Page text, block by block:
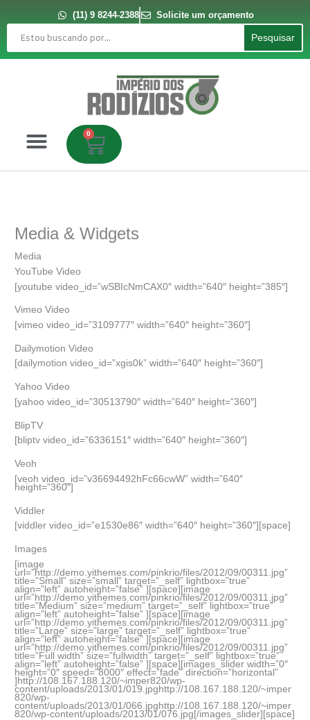
conteúdo
(11) 9 8244-2388
Solicite um orçamento
Pesquisar
Pesquisar
0
Carrinho
Media & Widgets
Media
YouTube Video
[youtube video_id=”wSBIcNmCAX0″ width=”640″ height=”385″]
Vimeo Video
[vimeo video_id=”3109777″ width=”640″ height=”360″]
Dailymotion Video
[dailymotion video_id=”xgis0k” width=”640″ height=”360″]
Yahoo Video
[yahoo video_id=”30513790″ width=”640″ height=”360″]
BlipTV
[bliptv video_id=”6336151″ width=”640″ height=”360″]
Veoh
[veoh video_id=”v36694492hFc66cwW” width=”640″
height=”360″]
Viddler
[viddler video_id=”e1530e86″ width=”640″ height=”360″][space]
Images
[image
url=”http://demo.yithemes.com/pinkrio/files/2012/09/00311.jpg”
title=”Small” size=”small” target=”_self” lightbox=”true”
align=”left” autoheight=”false” ][space][image
url=”http://demo.yithemes.com/pinkrio/files/2012/09/00311.jpg”
title=”Medium” size=”medium” target=”_self” lightbox=”true”
align=”left” autoheight=”false” ][space][image
url=”http://demo.yithemes.com/pinkrio/files/2012/09/00311.jpg”
title=”Large” size=”large” target=”_self” lightbox=”true”
align=”left” autoheight=”false” ][space][image
url=”http://demo.yithemes.com/pinkrio/files/2012/09/00311.jpg”
title=”Full width” size=”fullwidth” target=”_self” lightbox=”true”
align=”left” autoheight=”false” ][space][images_slider width=”0″
height=”0″ speed=”8000″ effect=”fade” direction=”horizontal”
]http://108.167.188.120/~imper820/wp-
content/uploads/2013/01/019.jpghttp://108.167.188.120/~imper
820/wp-
content/uploads/2013/01/066.jpghttp://108.167.188.120/~imper
820/wp-content/uploads/2013/01/076.jpg[/images_slider][space]